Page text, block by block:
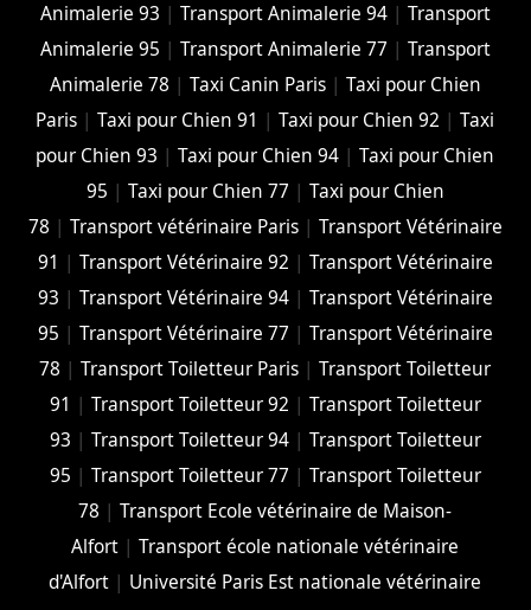
Animalerie 93 | Transport Animalerie 94| Transport
Animalerie 95 | Transport Animalerie 77 | Transport
Animalerie 78 | Taxi Canin Paris| Taxi pour Chien
Paris |Taxi pour Chien 91 |Taxi pour Chien 92 |Taxi
pour Chien 93 |Taxi pour Chien 94 |Taxi pour Chien
95 | Taxi pour Chien 77 | Taxi pour Chien
78 | Transport vétérinaire Paris| Transport Vétérinaire
91 | Transport Vétérinaire 92 | Transport Vétérinaire
93 | Transport Vétérinaire 94| Transport Vétérinaire
95 | Transport Vétérinaire 77 | Transport Vétérinaire
78 |Transport Toiletteur Paris |Transport Toiletteur
91 | Transport Toiletteur 92 | Transport Toiletteur
93 | Transport Toiletteur 94| Transport Toiletteur
95 | Transport Toiletteur 77 | Transport Toiletteur
78 |Transport Ecole vétérinaire de Maison-
Alfort |Transport école nationale vétérinaire
d'Alfort | Université Paris Est nationale vétérinaire